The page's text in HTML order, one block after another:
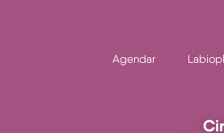
Agendar